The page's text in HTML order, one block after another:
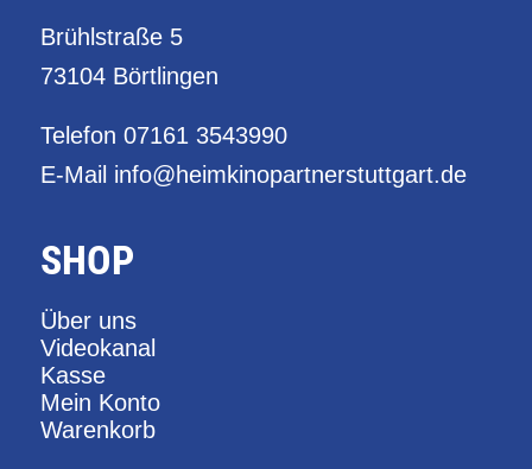
Brühlstraße 5
73104 Börtlingen
Telefon 07161 3543990
E-Mail info@heimkinopartnerstuttgart.de
SHOP
Über uns
Videokanal
Kasse
Mein Konto
Warenkorb